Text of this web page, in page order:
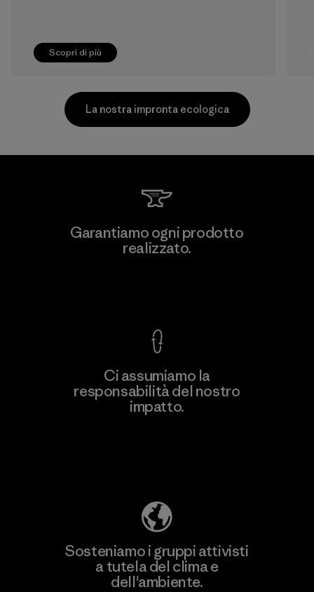
Scopri di più
Scopri di più
PrimaLoft, Inc.
La nostra impronta ecologica
Garantiamo ogni prodotto
realizzato.
Ci assumiamo la
responsabilità del nostro
impatto.
Sosteniamo i gruppi attivisti
a tutela del clima e
dell'ambiente.